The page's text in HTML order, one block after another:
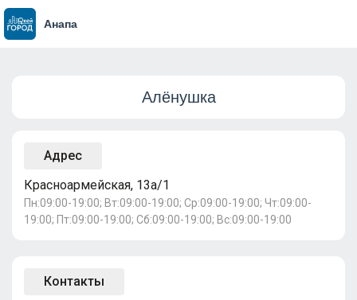
Анапа
Алёнушка
Адрес
Красноармейская, 13а/1
Пн:09:00-19:00; Вт:09:00-19:00; Ср:09:00-19:00; Чт:09:00-
19:00; Пт:09:00-19:00; Сб:09:00-19:00; Вс:09:00-19:00
Контакты